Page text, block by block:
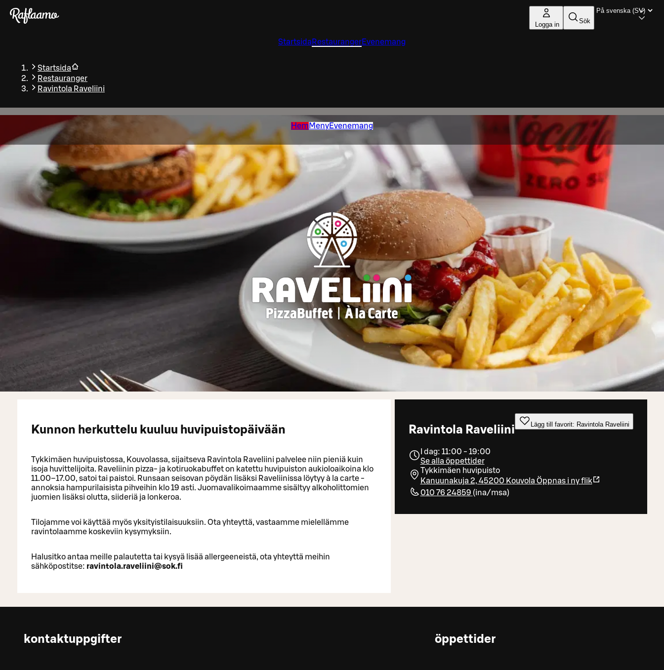
Gå till huvudinnehållet
Logga in Sök
Startsida RestaurangerEvenemang
Startsida
Restauranger
Ravintola Raveliini
Hem MenyEvenemang
Ravintola Raveliini Lägg till favorit: Ravintola Raveliini
I dag: 11:00 - 19:00
Se alla öppettider
Tykkimäen huvipuisto
Kanuunakuja 2, 45200 Kouvola Öppnas i ny flik
010 76 24859 (ina/msa)
Kunnon herkuttelu kuuluu huvipuistopäivään
Tykkimäen huvipuistossa, Kouvolassa, sijaitseva Ravintola Raveliini palvelee niin pieniä kuin
isoja huvittelijoita. Raveliinin pizza- ja kotiruokabuffet on katettu huvipuiston aukioloaikoina klo
11.00–17.00, satoi tai paistoi. Runsaan seisovan pöydän lisäksi Raveliinissa löytyy à la carte -
annoksia hampurilaisista pihveihin klo 19 asti. Juomavalikoimaamme sisältyy alkoholittomien
juomien lisäksi olutta, siideriä ja lonkeroa.
Tilojamme voi käyttää myös yksityistilaisuuksiin. Ota yhteyttä, vastaamme mielellämme
ravintolaamme koskeviin kysymyksiin.
Halusitko antaa meille palautetta tai kysyä lisää allergeeneistä, ota yhteyttä meihin
sähköpostitse: ravintola.raveliini@sok.fi
kontaktuppgifter öppettider